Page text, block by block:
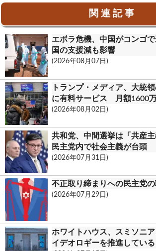
.
m
関 連 記 事
エボラ危機、中国がコンゴ
国の支援減も影響
(2026年08月07日)
トランプ・メディア、大統
に有料サービス 月額1600
(2026年08月02日)
共和党、中間選挙は「共産
民主党内で社会主義が台頭
(2026年07月31日)
不正取り締まりへの民主党
(2026年07月29日)
ホワイトハウス、スミソニ
イデオロギーを推進している